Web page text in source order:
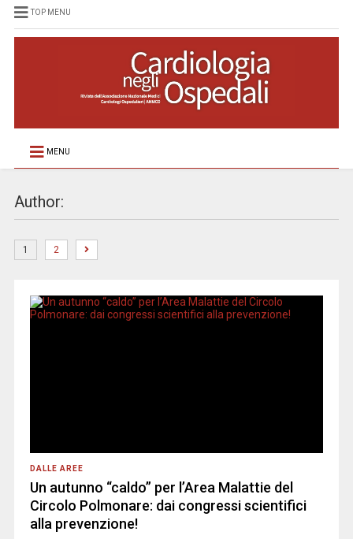
TOP MENU
MENU
Author:
1 2
DALLE AREE
Un autunno “caldo” per l’Area Malattie del
Circolo Polmonare: dai congressi scientifici
alla prevenzione!